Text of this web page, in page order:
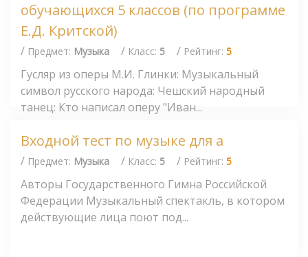
обучающихся 5 классов (по программе
Е.Д. Критской)
/ Предмет: Музыка / Класс: 5 / Рейтинг: 5
Гусляр из оперы М.И. Глинки: Музыкальный
символ русского народа: Чешский народный
танец: Кто написал оперу "Иван...
Входной тест по музыке для а
/ Предмет: Музыка / Класс: 5 / Рейтинг: 5
Авторы Государственного Гимна Российской
Федерации Музыкальный спектакль, в котором
действующие лица поют под...